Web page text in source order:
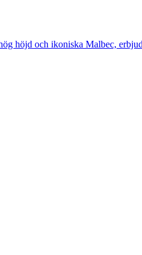
höjd och ikoniska Malbec,